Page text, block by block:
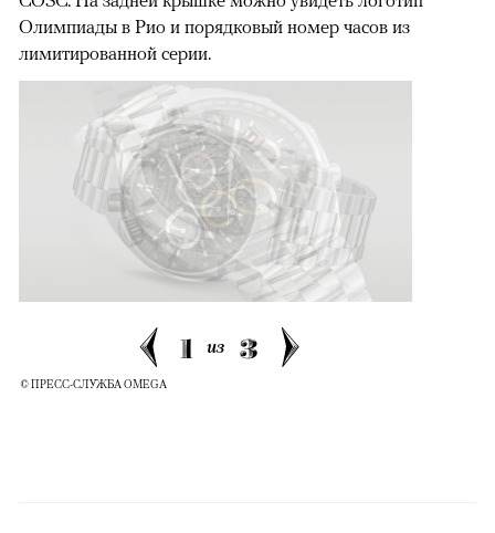
Олимпиады в Рио и порядковый номер часов из
лимитированной серии.
1 из 3
© ПРЕСС-СЛУЖБА OMEGA